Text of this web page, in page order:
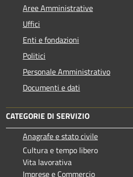
Aree Amministrative
Uffici
Enti e fondazioni
Politici
Personale Amministrativo
Documenti e dati
CATEGORIE DI SERVIZIO
Anagrafe e stato civile
Cultura e tempo libero
Vita lavorativa
Imprese e Commercio